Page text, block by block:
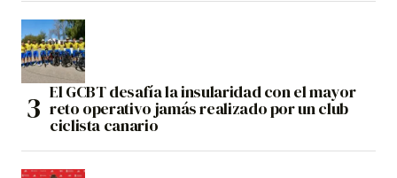
El GCBT desafía la insularidad con el mayor
reto operativo jamás realizado por un club
ciclista canario